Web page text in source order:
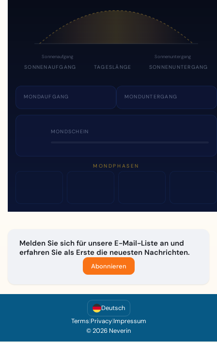
Sonnenaufgang Sonnenuntergang
SONNENAUFGANG TAGESLÄNGE SONNENUNTERGANG
MONDAUFGANG MONDUNTERGANG
MONDSCHEIN
MONDPHASEN
Melden Sie sich für unsere E-Mail-Liste an und
erfahren Sie als Erste die neuesten Nachrichten.
Abonnieren
Deutsch
Terms|Privacy|Impressum
© 2026 Neverin